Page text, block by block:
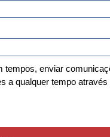
tempos, enviar
a qualquer tempo